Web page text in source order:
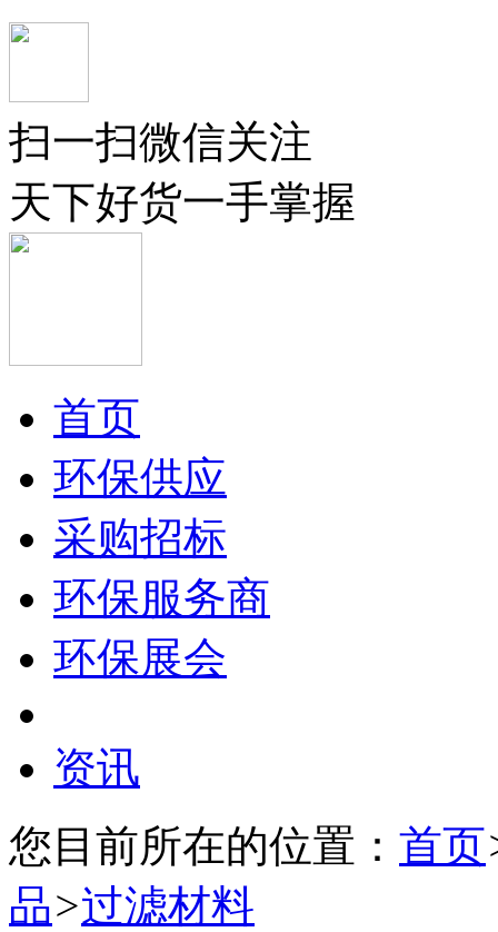
扫一扫微信关注
天下好货一手掌握
首页
环保供应
采购招标
环保服务商
环保展会
资讯
您目前所在的位置： 首页
品>过滤材料